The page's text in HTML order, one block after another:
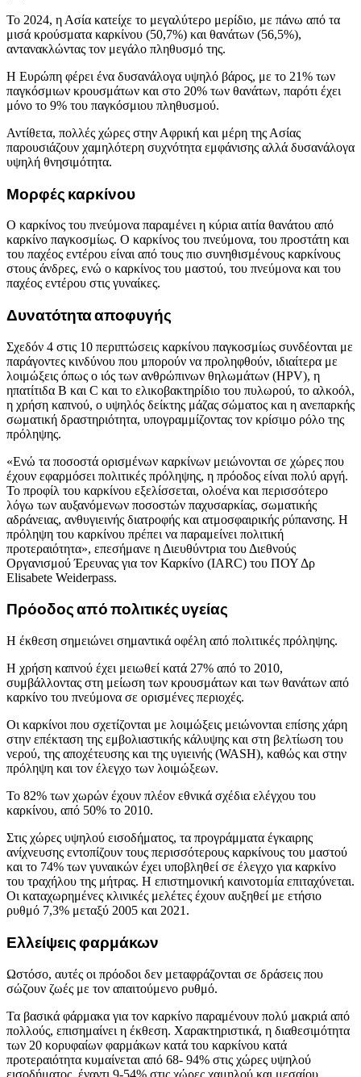
Το 2024, η Ασία κατείχε το μεγαλύτερο μερίδιο, με πάνω από τα
μισά κρούσματα καρκίνου (50,7%) και θανάτων (56,5%),
αντανακλώντας τον μεγάλο πληθυσμό της.
Η Ευρώπη φέρει ένα δυσανάλογα υψηλό βάρος, με το 21% των
παγκόσμιων κρουσμάτων και στο 20% των θανάτων, παρότι έχει
μόνο το 9% του παγκόσμιου πληθυσμού.
Αντίθετα, πολλές χώρες στην Αφρική και μέρη της Ασίας
παρουσιάζουν χαμηλότερη συχνότητα εμφάνισης αλλά δυσανάλογα
υψηλή θνησιμότητα.
Μορφές καρκίνου
Ο καρκίνος του πνεύμονα παραμένει η κύρια αιτία θανάτου από
καρκίνο παγκοσμίως. Ο καρκίνος του πνεύμονα, του προστάτη και
του παχέος εντέρου είναι από τους πιο συνηθισμένους καρκίνους
στους άνδρες, ενώ ο καρκίνος του μαστού, του πνεύμονα και του
παχέος εντέρου στις γυναίκες.
Δυνατότητα αποφυγής
Σχεδόν 4 στις 10 περιπτώσεις καρκίνου παγκοσμίως συνδέονται με
παράγοντες κινδύνου που μπορούν να προληφθούν, ιδιαίτερα με
λοιμώξεις όπως ο ιός των ανθρώπινων θηλωμάτων (HPV), η
ηπατίτιδα Β και C και το ελικοβακτηρίδιο του πυλωρού, το αλκοόλ,
η χρήση καπνού, ο υψηλός δείκτης μάζας σώματος και η ανεπαρκής
σωματική δραστηριότητα, υπογραμμίζοντας τον κρίσιμο ρόλο της
πρόληψης.
«Ενώ τα ποσοστά ορισμένων καρκίνων μειώνονται σε χώρες που
έχουν εφαρμόσει πολιτικές πρόληψης, η πρόοδος είναι πολύ αργή.
Το προφίλ του καρκίνου εξελίσσεται, ολοένα και περισσότερο
λόγω των αυξανόμενων ποσοστών παχυσαρκίας, σωματικής
αδράνειας, ανθυγιεινής διατροφής και ατμοσφαιρικής ρύπανσης. Η
πρόληψη του καρκίνου πρέπει να παραμείνει πολιτική
προτεραιότητα», επεσήμανε η Διευθύντρια του Διεθνούς
Οργανισμού Έρευνας για τον Καρκίνο (IARC) του ΠΟΥ Δρ
Elisabete Weiderpass.
Πρόοδος από πολιτικές υγείας
Η έκθεση σημειώνει σημαντικά οφέλη από πολιτικές πρόληψης.
Η χρήση καπνού έχει μειωθεί κατά 27% από το 2010,
συμβάλλοντας στη μείωση των κρουσμάτων και των θανάτων από
καρκίνο του πνεύμονα σε ορισμένες περιοχές.
Οι καρκίνοι που σχετίζονται με λοιμώξεις μειώνονται επίσης χάρη
στην επέκταση της εμβολιαστικής κάλυψης και στη βελτίωση του
νερού, της αποχέτευσης και της υγιεινής (WASH), καθώς και στην
πρόληψη και τον έλεγχο των λοιμώξεων.
Το 82% των χωρών έχουν πλέον εθνικά σχέδια ελέγχου του
καρκίνου, από 50% το 2010.
Στις χώρες υψηλού εισοδήματος, τα προγράμματα έγκαιρης
ανίχνευσης εντοπίζουν τους περισσότερους καρκίνους του μαστού
και το 74% των γυναικών έχει υποβληθεί σε έλεγχο για καρκίνο
του τραχήλου της μήτρας. Η επιστημονική καινοτομία επιταχύνεται.
Οι καταχωρημένες κλινικές μελέτες έχουν αυξηθεί με ετήσιο
ρυθμό 7,3% μεταξύ 2005 και 2021.
Ελλείψεις φαρμάκων
Ωστόσο, αυτές οι πρόοδοι δεν μεταφράζονται σε δράσεις που
σώζουν ζωές με τον απαιτούμενο ρυθμό.
Τα βασικά φάρμακα για τον καρκίνο παραμένουν πολύ μακριά από
πολλούς, επισημαίνει η έκθεση. Χαρακτηριστικά, η διαθεσιμότητα
των 20 κορυφαίων φαρμάκων κατά του καρκίνου κατά
προτεραιότητα κυμαίνεται από 68- 94% στις χώρες υψηλού
εισοδήματος, έναντι 9-54% στις χώρες χαμηλού και μεσαίου